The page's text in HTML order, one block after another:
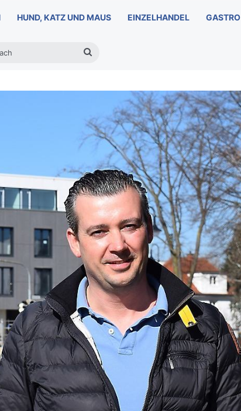
HUND, KATZ UND MAUS EINZELHANDEL GASTRO
Suchen